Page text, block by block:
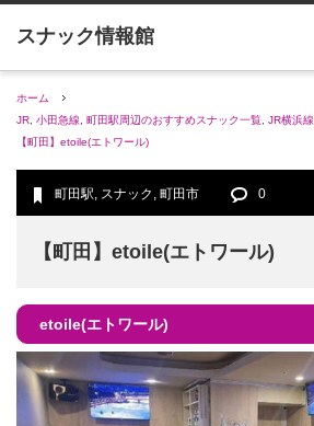
ホーム
JR 小田急線 町田駅周辺のおすすめスナック一覧 JR横浜線
【町田】etoile(エトワール)
町田駅, スナック , 町田市 0
【町田】etoile(エトワール)
etoile(エトワール)